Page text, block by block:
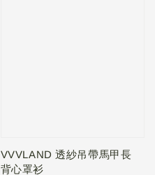
VVVLAND 透紗吊帶馬甲長
背心罩衫